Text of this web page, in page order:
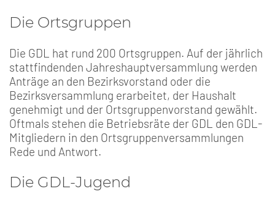
Die Ortsgruppen
Die GDL hat rund 200 Ortsgruppen. Auf der jährlich
stattfindenden Jahreshauptversammlung werden
Anträge an den Bezirksvorstand oder die
Bezirksversammlung erarbeitet, der Haushalt
genehmigt und der Ortsgruppenvorstand gewählt.
Oftmals stehen die Betriebsräte der GDL den GDL-
Mitgliedern in den Ortsgruppenversammlungen
Rede und Antwort.
Die GDL-Jugend